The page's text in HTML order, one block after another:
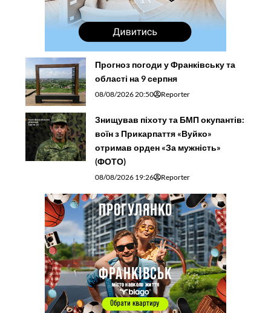
Прогноз погоди у Франківську та
області на 9 серпня
08/08/2026 20:50 Reporter
Знищував піхоту та БМП окупантів:
воїн з Прикарпаття «Вуйко»
отримав орден «За мужність»
(ФОТО)
08/08/2026 19:26 Reporter